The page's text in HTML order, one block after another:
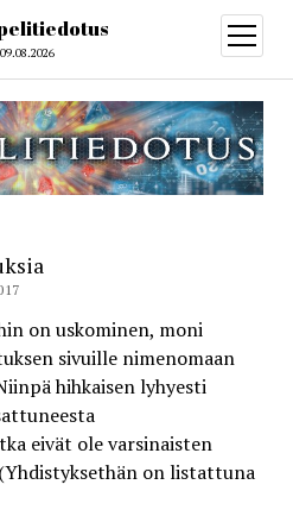
09.08.2026
open
menu
on uskominen, moni
sivuille nimenomaan
hihkaisen lyhyesti
eivät ole varsinaisten
on listattuna